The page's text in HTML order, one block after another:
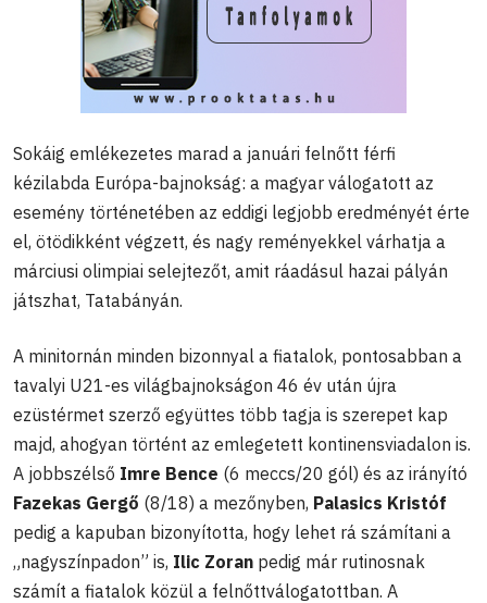
Sokáig emlékezetes marad a januári felnőtt férfi
kézilabda Európa-bajnokság: a magyar válogatott az
esemény történetében az eddigi legjobb eredményét érte
el, ötödikként végzett, és nagy reményekkel várhatja a
márciusi olimpiai selejtezőt, amit ráadásul hazai pályán
játszhat, Tatabányán.
A minitornán minden bizonnyal a fiatalok, pontosabban a
tavalyi U21-es világbajnokságon 46 év után újra
ezüstérmet szerző együttes több tagja is szerepet kap
majd, ahogyan történt az emlegetett kontinensviadalon is.
A jobbszélső Imre Bence (6 meccs/20 gól) és az irányító
Fazekas Gergő (8/18) a mezőnyben, Palasics Kristóf
pedig a kapuban bizonyította, hogy lehet rá számítani a
„nagyszínpadon” is, Ilic Zoran pedig már rutinosnak
számít a fiatalok közül a felnőttválogatottban. A